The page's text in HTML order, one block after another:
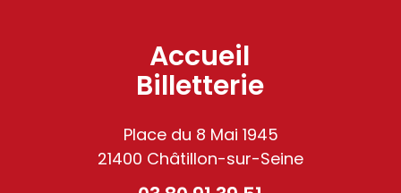
Accueil
Billetterie
Place du 8 Mai 1945
21400 Châtillon-sur-Seine